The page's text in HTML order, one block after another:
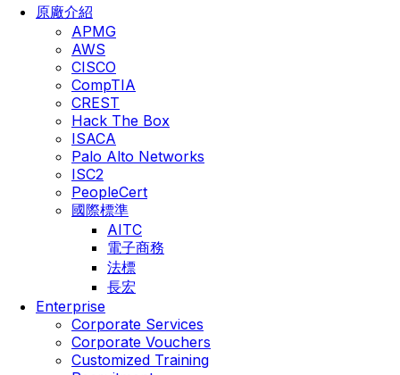
原廠介紹
APMG
AWS
CISCO
CompTIA
CREST
Hack The Box
ISACA
Palo Alto Networks
ISC2
PeopleCert
國際標準
AITC
電子商務
法標
長宏
Enterprise
Corporate Services
Corporate Vouchers
Customized Training